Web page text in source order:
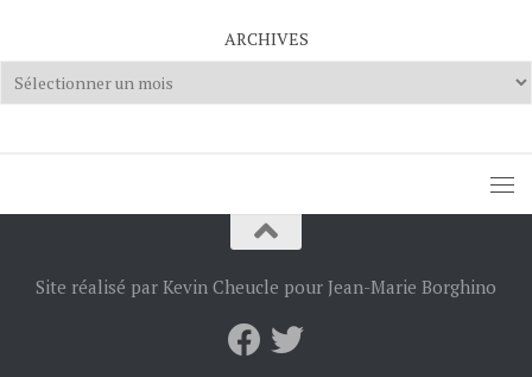
ARCHIVES
Archives
Site réalisé par Kevin Cheucle pour Jean-Marie Borghino